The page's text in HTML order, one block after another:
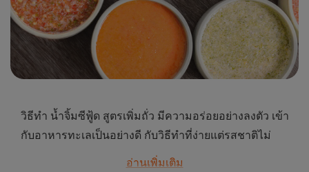
วิธีทำ น้ำจิ้มซีฟู้ด สูตรเพิ่มถั่ว มีความอร่อยอย่างลงตัว เข้า
กับอาหารทะเลเป็นอย่างดี กับวิธีทำที่ง่ายแต่รสชาติไม่
ธรรมดา ดูสูตรอาหารได้ที่นี่เลย
อ่านเพิ่มเติม